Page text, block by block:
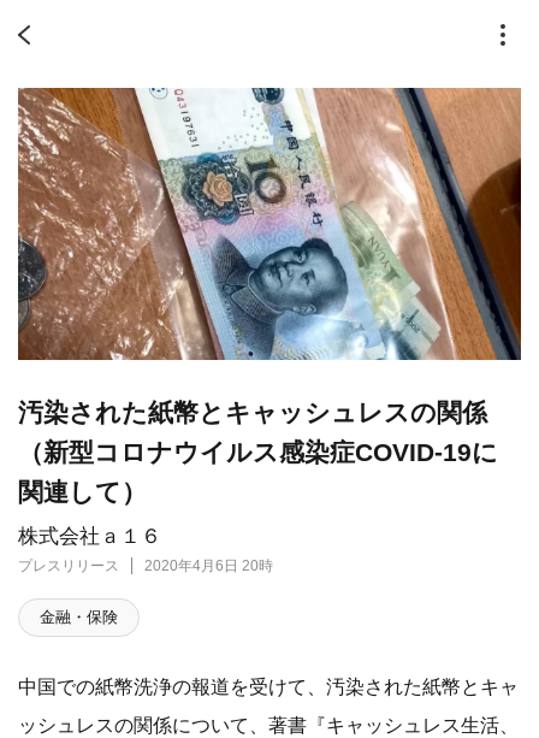
株式会社ａ１６
プレスリリース 2020年4月6日 20時
汚染された紙幣とキャッシュレスの関係
（新型コロナウイルス感染症COVID-19に
関連して）
金融・保険
中国での紙幣洗浄の報道を受けて、汚染された紙幣とキャ
ッシュレスの関係について、著書『キャッシュレス生活、